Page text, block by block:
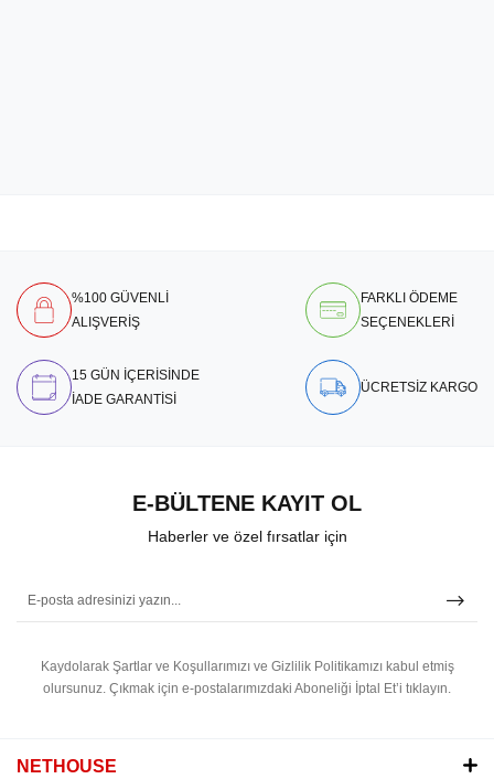
%100 GÜVENLİ
ALIŞVERİŞ
FARKLI ÖDEME
SEÇENEKLERİ
15 GÜN İÇERİSİNDE
İADE GARANTİSİ
ÜCRETSİZ KARGO
E-BÜLTENE KAYIT OL
Haberler ve özel fırsatlar için
Kaydolarak Şartlar ve Koşullarımızı ve Gizlilik Politikamızı kabul etmiş
olursunuz. Çıkmak için e-postalarımızdaki Aboneliği İptal Et’i tıklayın.
NETHOUSE